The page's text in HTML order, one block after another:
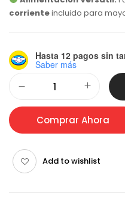
corrienteincluido para
Hasta 12 pagos sin
Saber más
Comprar Ahora
Add to wishlist